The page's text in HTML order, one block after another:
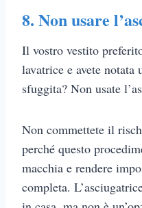
8. Non usare
Il vostro vestito
lavatrice e avete
sfuggita? Non usate
Non commettete il
perché questo
macchia e rendere
completa.